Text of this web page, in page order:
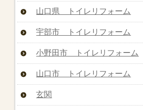
山口県 トイレリフォーム
宇部市 トイレリフォーム
小野田市 トイレリフォーム
山口市 トイレリフォーム
玄関